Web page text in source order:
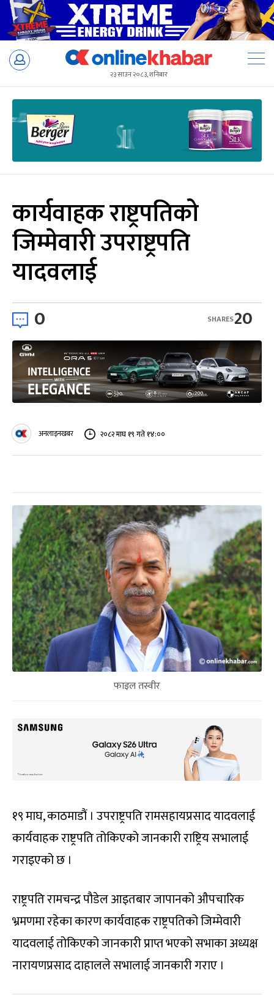
Skip
२३ साउन २०८३, शनिबार
कार्यवाहक राष्ट्रपतिको
जिम्मेवारी उपराष्ट्रपति
यादवलाई
0 20
SHARES
अनलाइनखबर २०८२ माघ १९ गते १४:००
फाइल तस्वीर
१९ माघ, काठमाडौं । उपराष्ट्रपति रामसहायप्रसाद यादवलाई
कार्यवाहक राष्ट्रपति तोकिएको जानकारी राष्ट्रिय सभालाई
गराइएको छ ।
राष्ट्रपति रामचन्द्र पौडेल आइतबार जापानको औपचारिक
भ्रमणमा रहेका कारण कार्यवाहक राष्ट्रपतिको जिम्मेवारी
यादवलाई तोकिएको जानकारी प्राप्त भएको सभाका अध्यक्ष
नारायणप्रसाद दाहालले सभालाई जानकारी गराए ।